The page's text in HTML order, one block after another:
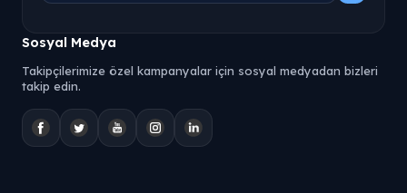
Sosyal Medya
Takipçilerimize özel kampanyalar için sosyal medyadan bizleri
takip edin.